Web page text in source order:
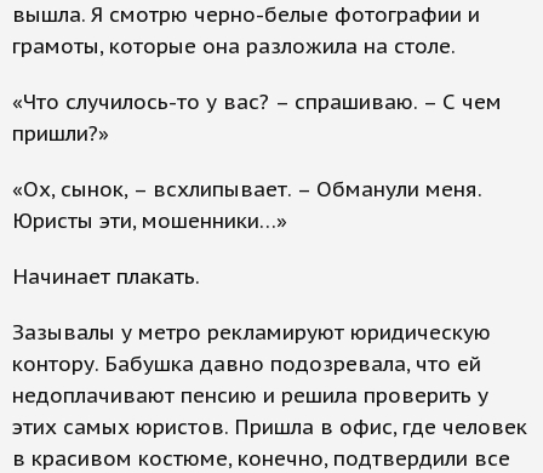
вышла. Я смотрю черно-белые фотографии и
грамоты, которые она разложила на столе.
«Что случилось-то у вас? – спрашиваю. – С чем
пришли?»
«Ох, сынок, – всхлипывает. – Обманули меня.
Юристы эти, мошенники…»
Начинает плакать.
Зазывалы у метро рекламируют юридическую
контору. Бабушка давно подозревала, что ей
недоплачивают пенсию и решила проверить у
этих самых юристов. Пришла в офис, где человек
в красивом костюме, конечно, подтвердили все